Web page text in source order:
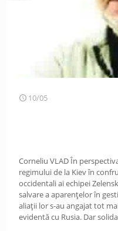
10/05
Corneliu VLAD În
regimului de la Kiev în
occidentali ai echipei
salvare a aparențelor în
aliații lor s-au angajat tot
evidentă cu Rusia. Dar